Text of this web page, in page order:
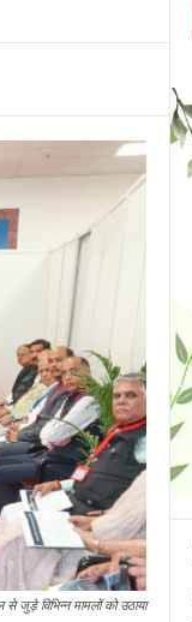
से जुड़े विभिन्न मामलों को उठाया